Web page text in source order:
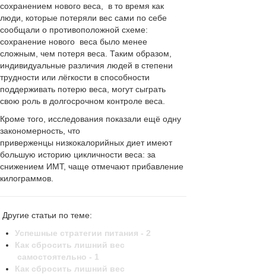
сохранением нового веса, в то время как
люди, которые потеряли вес сами по себе
сообщали о противоположной схеме:
сохранение нового веса было менее
сложным, чем потеря веса. Таким образом,
индивидуальные различия людей в степени
трудности или лёгкости в способности
поддерживать потерю веса, могут сыграть
свою роль в долгосрочном контроле веса.
Кроме того, исследования показали ещё одну
закономерность, что
приверженцы низкокалорийных диет имеют
большую историю цикличности веса: за
снижением ИМТ, чаще отмечают прибавление
килограммов.
Другие статьи по теме:
Успешные стратегии питания - 2
Как сбросить лишний вес
самостоятельно - 1
Как сбросить лишний вес